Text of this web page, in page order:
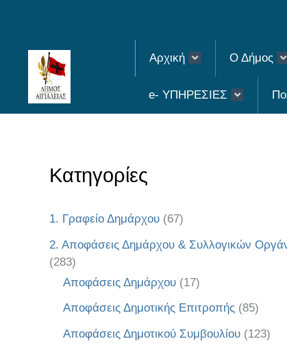
content
Αρχική Ο Δήμος
e- ΥΠΗΡΕΣΙΕΣ
Κατηγορίες
1. Γραφείο Δημάρχου (67)
2. Αποφάσεις Δημάρχου & Συλλογικών
(283)
Αποφάσεις Δημάρχου (17)
Αποφάσεις Δημοτικής Επιτροπής (85)
Αποφάσεις Δημοτικού Συμβουλίου (123)